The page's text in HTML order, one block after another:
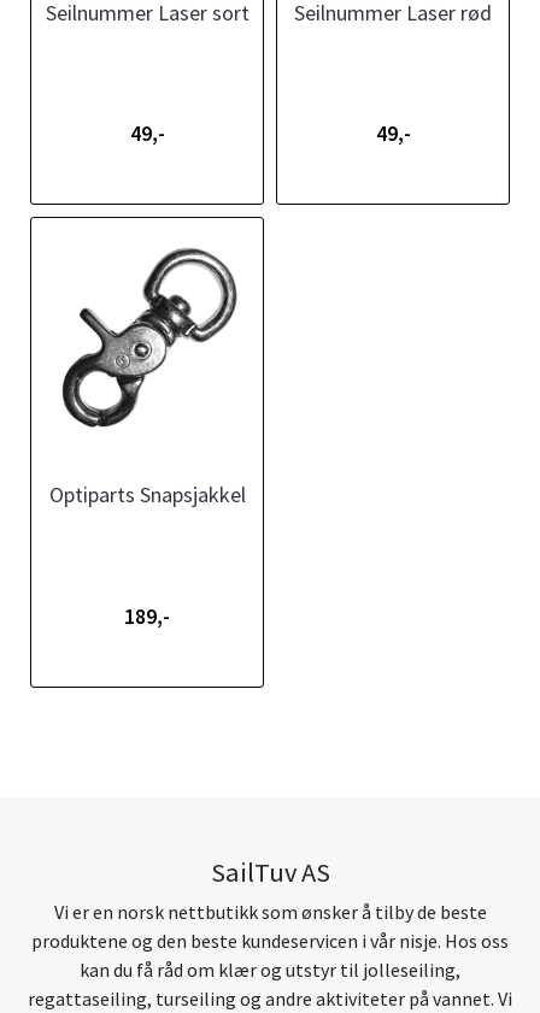
Seilnummer Laser sort
49,-
Seilnummer Laser rød
49,-
Optiparts Snapsjakkel
189,-
SailTuv AS
Vi er en norsk nettbutikk som ønsker å tilby de beste
produktene og den beste kundeservicen i vår nisje. Hos oss
kan du få råd om klær og utstyr til jolleseiling,
regattaseiling, turseiling og andre aktiviteter på vannet. Vi